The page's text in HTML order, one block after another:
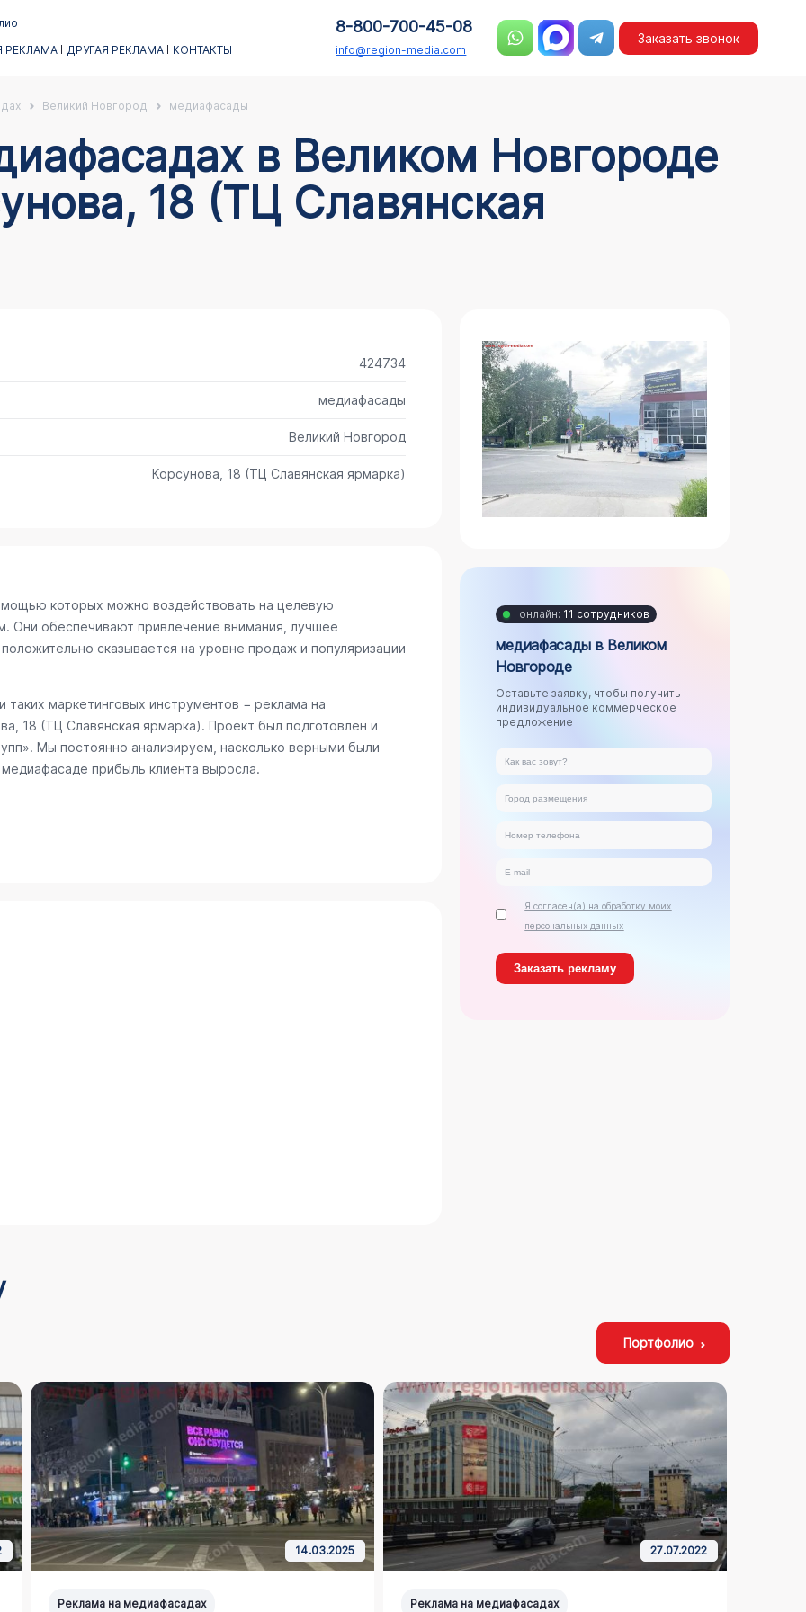
РЕКЛАМА ДРУГАЯ РЕКЛАМА КОНТАКТЫ
8-800-700-45-08
info@region-media.com
Заказать звонок
Великий Новгород медиафасады
18 (ТЦ Славянская
424734
медиафасады
Великий Новгород
Корсунова, 18 (ТЦ Славянская ярмарка)
которых можно воздействовать на целевую
Они обеспечивают привлечение внимания, лучшее
сказывается на уровне продаж и популяризации
маркетинговых инструментов − реклама на
18 (ТЦ Славянская ярмарка). Проект был подготовлен и
Мы постоянно анализируем, насколько верными были
прибыль клиента выросла.
онлайн: 11 сотрудников
медиафасады в Великом
Новгороде
Оставьте заявку, чтобы получить
индивидуальное коммерческое
предложение
Я согласен(а) на обработку моих
персональных данных
Портфолио
14.03.2025
Реклама на медиафасадах
27.07.2022
Реклама на медиафасадах